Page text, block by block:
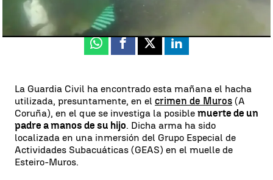
Whatsapp
Facebook
X Linkedin
La Guardia Civil ha encontrado esta mañana el hacha
utilizada, presuntamente, en el crimen de Muros (A
Coruña), en el que se investiga la posible muerte de un
padre a manos de su hijo. Dicha arma ha sido
localizada en una inmersión del Grupo Especial de
Actividades Subacuáticas (GEAS) en el muelle de
Esteiro-Muros.